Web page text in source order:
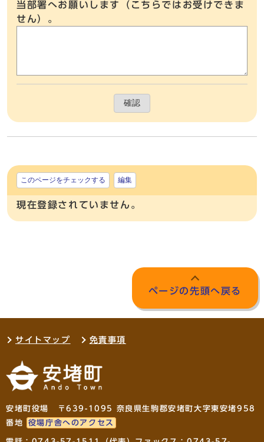
当部署へお願いします（こちらではお受けできま
せん）。
確認
このページをチェックする 編集
現在登録されていません。
ページの先頭へ戻る
サイトマップ 免責事項
安堵町役場 〒639-1095 奈良県生駒郡安堵町大字東安堵958
番地
役場庁舎へのアクセス